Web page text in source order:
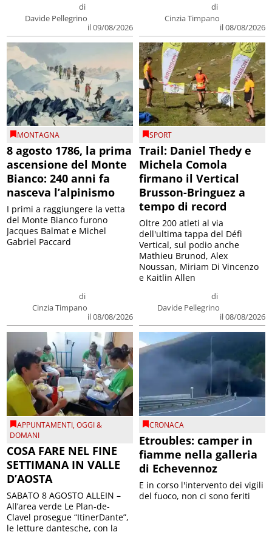
di
Davide Pellegrino
il 09/08/2026
di
Cinzia Timpano
il 08/08/2026
MONTAGNA
8 agosto 1786, la prima
ascensione del Monte
Bianco: 240 anni fa
nasceva l’alpinismo
di
Cinzia Timpano
il 08/08/2026
I primi a raggiungere la vetta
del Monte Bianco furono
Jacques Balmat e Michel
Gabriel Paccard
SPORT
Trail: Daniel Thedy e
Michela Comola
firmano il Vertical
Brusson-Bringuez a
tempo di record
di
Davide Pellegrino
il 08/08/2026
Oltre 200 atleti al via
dell'ultima tappa del Défì
Vertical, sul podio anche
Mathieu Brunod, Alex
Noussan, Miriam Di Vincenzo
e Kaitlin Allen
APPUNTAMENTI,OGGI &
DOMANI
COSA FARE NEL FINE
SETTIMANA IN VALLE
D’AOSTA
SABATO 8 AGOSTO ALLEIN –
All’area verde Le Plan-de-
Clavel prosegue “ItinerDante”,
le letture dantesche, con la
CRONACA
Etroubles: camper in
fiamme nella galleria
di Echevennoz
E in corso l'intervento dei vigili
del fuoco, non ci sono feriti